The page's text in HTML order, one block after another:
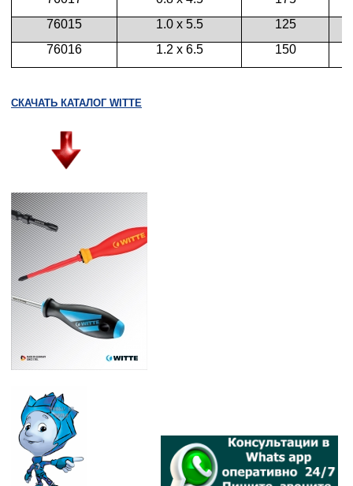
76015
1.0 х 5.5
125
76016
1.2 х 6.5 150
СКАЧАТЬ КАТАЛОГ WITTE